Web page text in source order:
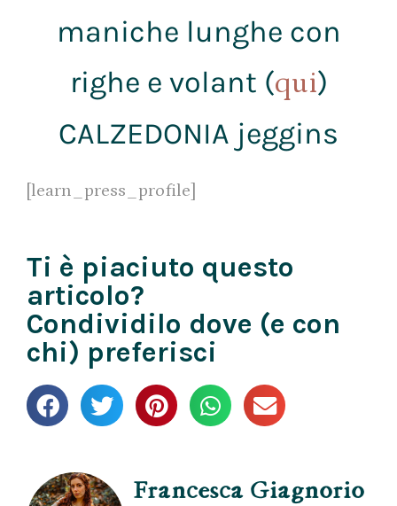
maniche lunghe con
righe e volant (qui)
CALZEDONIA jeggins
[learn_press_profile]
Ti è piaciuto questo
articolo?
Condividilo dove (e con
chi) preferisci
Francesca Giagnorio